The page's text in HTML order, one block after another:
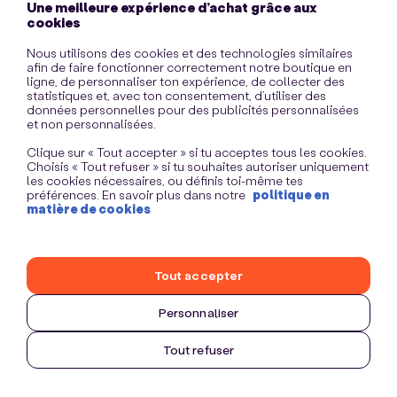
Une meilleure expérience d’achat grâce aux
cookies
Nous utilisons des cookies et des technologies similaires
afin de faire fonctionner correctement notre boutique en
ligne, de personnaliser ton expérience, de collecter des
statistiques et, avec ton consentement, d’utiliser des
données personnelles pour des publicités personnalisées
et non personnalisées.
Clique sur « Tout accepter » si tu acceptes tous les cookies.
Choisis « Tout refuser » si tu souhaites autoriser uniquement
les cookies nécessaires, ou définis toi-même tes
préférences. En savoir plus dans notre politique en
matière de cookies
Personnaliser
Tout refuser
Tout accepter